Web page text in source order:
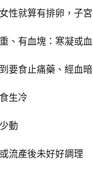
就算有排卵，子宮
有血塊：寒凝或
食止痛藥、經血暗
生冷
動
產後未好好調理